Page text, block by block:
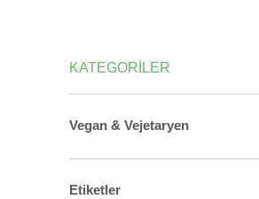
KATEGORİLER
Vegan & Vejetaryen
Etiketler